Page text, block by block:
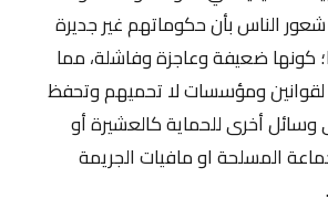
الناس بأن حكوماتهم غير جديرة
كونها ضعيفة وعاجزة وفاشلة، مما
ومؤسسات لا تحميهم وتحفظ
أخرى للحماية كالعشيرة أو
المسلحة او مافيات الجريمة